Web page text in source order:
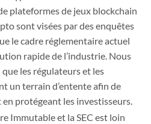
plateformes de jeux blockchain
sont visées par des enquêtes
le cadre réglementaire actuel
rapide de l’industrie. Nous
les régulateurs et les
un terrain d’entente afin de
protégeant les investisseurs.
Immutable et la SEC est loin